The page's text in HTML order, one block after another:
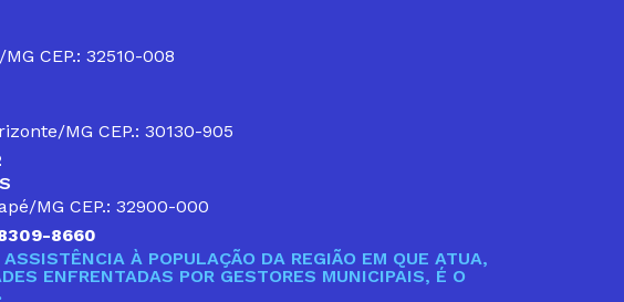
CEP.: 32510-008
MG CEP.: 30130-905
MG CEP.: 32900-000
8660
À POPULAÇÃO DA REGIÃO EM QUE ATUA,
ENFRENTADAS POR GESTORES MUNICIPAIS, É O